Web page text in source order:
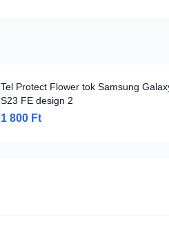
Tel Protect Flower tok Samsung
S23 FE design 2
1 800 Ft